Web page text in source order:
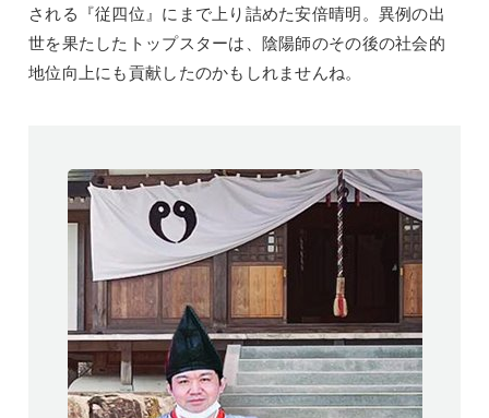
される『従四位』にまで上り詰めた安倍晴明。異例の出
世を果たしたトップスターは、陰陽師のその後の社会的
地位向上にも貢献したのかもしれませんね。